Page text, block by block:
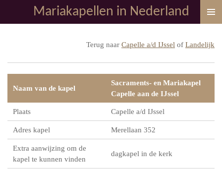
direct
Mariakapellen in Nederland
Terug naar Capelle a/d IJssel of Landelijk
Naam van de kapel
Sacraments- en Mariakapel
Capelle aan de IJssel
Plaats Capelle a/d IJssel
Adres kapel Merellaan 352
Extra aanwijzing om de
kapel te kunnen vinden
dagkapel in de kerk